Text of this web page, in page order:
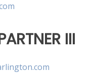
III